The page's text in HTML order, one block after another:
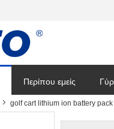
Περίπου εμείς
golf cart lithium ion battery pack